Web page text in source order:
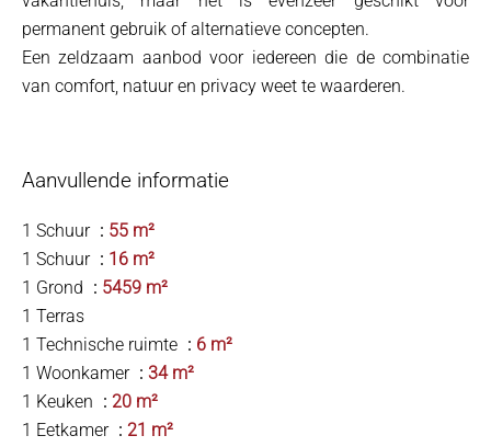
permanent gebruik of alternatieve concepten.
Een zeldzaam aanbod voor iedereen die de combinatie
van comfort, natuur en privacy weet te waarderen.
Aanvullende informatie
1 Schuur
55 m²
1 Schuur
16 m²
1 Grond
5459 m²
1 Terras
1 Technische ruimte
6 m²
1 Woonkamer
34 m²
1 Keuken
20 m²
1 Eetkamer
21 m²